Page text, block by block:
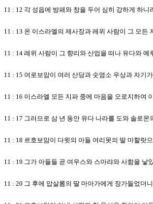
11 : 12 각 성읍에 방패와 창을 두어 심히 강하게 하
11 : 13 온 이스라엘의 제사장과 레위 사람이 그 모든
11 : 14 레위 사람이 그 향리와 산업을 떠나 유다와
11 : 15 여로보암이 여러 산당과 숫염소 우상과 자기
11 : 16 이스라엘 모든 지파 중에 마음을 오로지하여
11 : 17 그러므로 삼 년 동안 유다 나라를 도와 솔로
11 : 18 르호보암이 다윗의 아들 여리못의 딸 마할랏
11 : 19 그가 아들들 곧 여우스와 스마랴와 사함을 낳
11 : 20 그 후에 압살롬의 딸 마아가에게 장가들었더